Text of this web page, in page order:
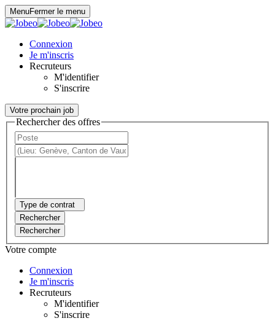
MenuFermer le menu
Connexion
Je m'inscris
Recruteurs
M'identifier
S'inscrire
Votre prochain job
Rechercher des offres
Type de contrat
Rechercher
Rechercher
Votre compte
Connexion
Je m'inscris
Recruteurs
M'identifier
S'inscrire
Panneau de gestion des cookies